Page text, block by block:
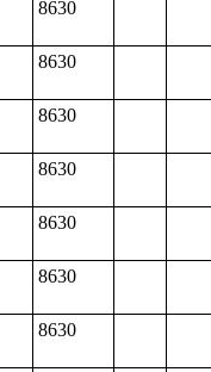
8630
8630
8630
8630
8630
8630
8630